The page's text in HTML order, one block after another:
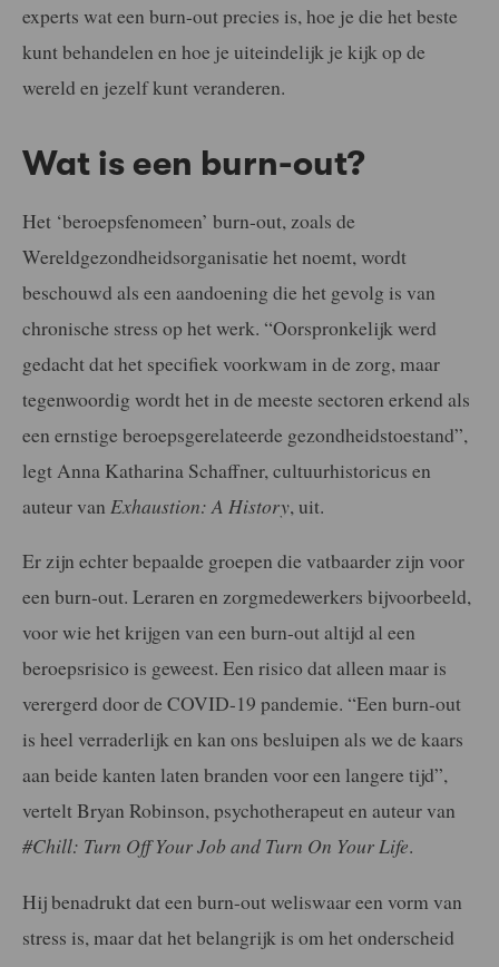
experts wat een burn-out precies is, hoe je die het beste
kunt behandelen en hoe je uiteindelijk je kijk op de
wereld en jezelf kunt veranderen.
Wat is een burn-out?
Het ‘beroepsfenomeen’ burn-out, zoals de
Wereldgezondheidsorganisatie het noemt, wordt
beschouwd als een aandoening die het gevolg is van
chronische stress op het werk. “Oorspronkelijk werd
gedacht dat het specifiek voorkwam in de zorg, maar
tegenwoordig wordt het in de meeste sectoren erkend als
een ernstige beroepsgerelateerde gezondheidstoestand”,
legt Anna Katharina Schaffner, cultuurhistoricus en
auteur van Exhaustion: A History, uit.
Er zijn echter bepaalde groepen die vatbaarder zijn voor
een burn-out. Leraren en zorgmedewerkers bijvoorbeeld,
voor wie het krijgen van een burn-out altijd al een
beroepsrisico is geweest. Een risico dat alleen maar is
verergerd door de COVID-19 pandemie. “Een burn-out
is heel verraderlijk en kan ons besluipen als we de kaars
aan beide kanten laten branden voor een langere tijd”,
vertelt Bryan Robinson, psychotherapeut en auteur van
#Chill: Turn Off Your Job and Turn On Your Life.
Hij benadrukt dat een burn-out weliswaar een vorm van
stress is, maar dat het belangrijk is om het onderscheid